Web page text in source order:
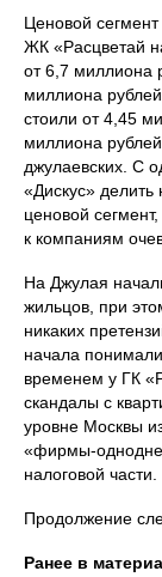
Ценовой
ЖК «Расцветай
от 6,7 миллиона
миллиона
стоили от 4,45
миллиона
джулаевских. С
«Дискус» делить
ценовой
к компаниям
На Джулая
жильцов, при
никаких
начала
временем у ГК
скандалы с
уровне Москвы
налоговой
Продолжение
Ранее в